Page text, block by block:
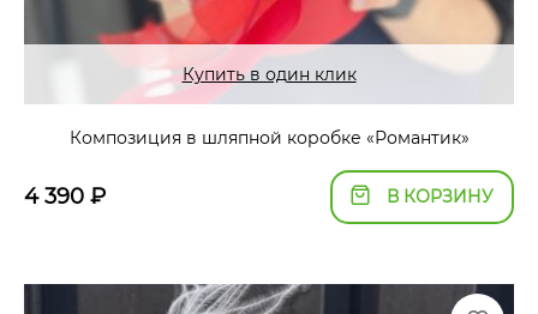
Купить в один клик
Композиция в шляпной коробке «Романтик»
4 390 ₽ В КОРЗИНУ